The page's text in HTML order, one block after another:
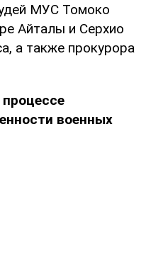
МУС Томоко
Айталы и Серхио
а также прокурора
военных